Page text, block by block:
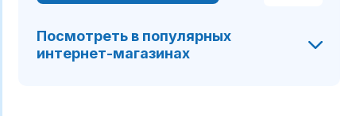
Посмотреть в популярных
интернет-магазинах